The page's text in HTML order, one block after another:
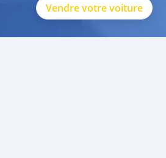
Vendre votre voiture